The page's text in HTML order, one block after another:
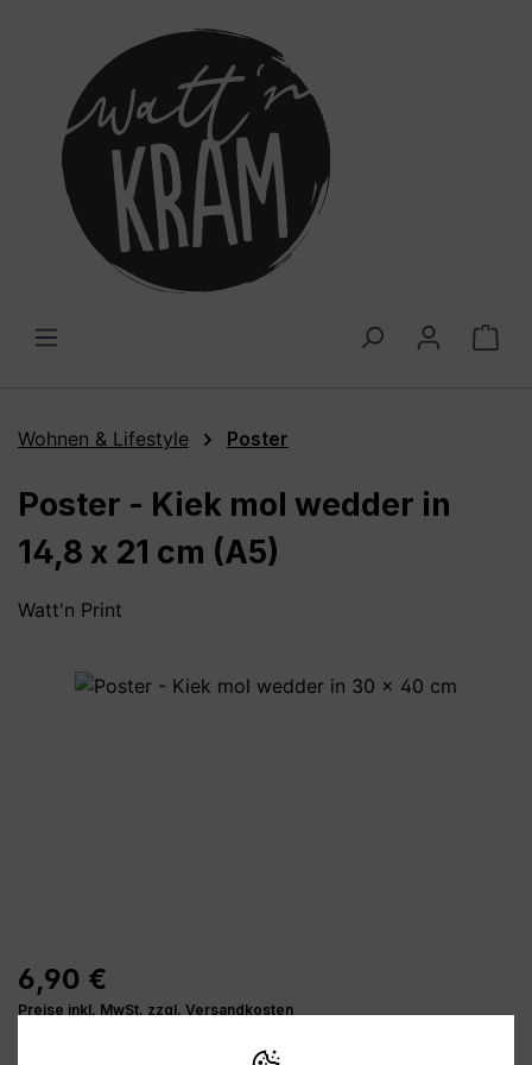
Wohnen & Lifestyle Poster
Poster - Kiek mol wedder in
14,8 x 21 cm (A5)
Watt'n Print
Bildergalerie überspringen
6,90 €
Preise inkl. MwSt. zzgl. Versandkosten